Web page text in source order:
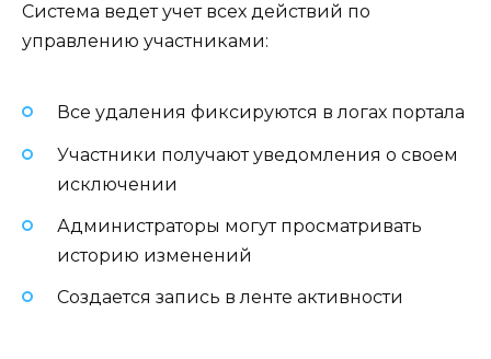
Система ведет учет всех действий по
управлению участниками:
Все удаления фиксируются в логах портала
Участники получают уведомления о своем
исключении
Администраторы могут просматривать
историю изменений
Создается запись в ленте активности